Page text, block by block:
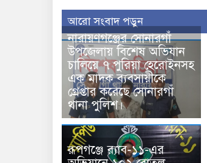
আরো সংবাদ পড়ুন
নারায়ণগঞ্জের সোনারগাঁ
উপজেলায় বিশেষ অভিযান
চালিয়ে ৭ পুরিয়া হেরোইনসহ
এক মাদক ব্যবসায়ীকে
গ্রেপ্তার করেছে সোনারগাঁ
থানা পুলিশ।
রূপগঞ্জে র‍্যাব-১১-এর